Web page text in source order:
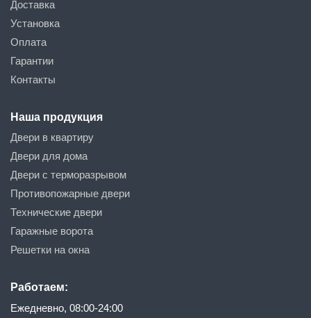
Доставка
Установка
Оплата
Гарантии
Контакты
Наша продукция
Двери в квартиру
Двери для дома
Двери с терморазрывом
Противопожарные двери
Технические двери
Гаражные ворота
Решетки на окна
Работаем:
Ежедневно, 08:00-24:00